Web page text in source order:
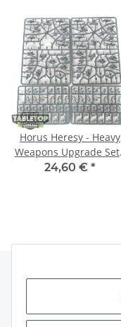
Horus Heresy - Heavy
Weapons Upgrade
Missile Launchers and
24,60 € *
Gesetzliche